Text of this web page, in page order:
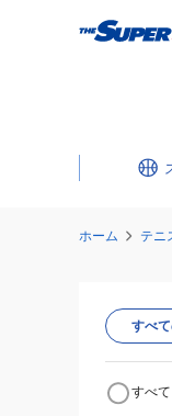
ホーム テニ
すべ
すべて